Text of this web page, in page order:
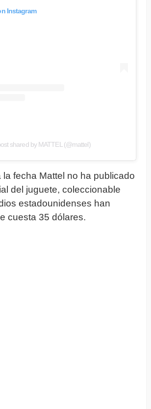
Instagram
shared by MATTEL (@mattel)
la fecha Mattel no ha publicado
del juguete, coleccionable
estadounidenses han
cuesta 35 dólares.